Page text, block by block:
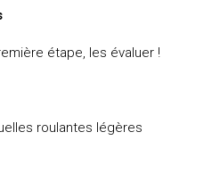
étape, les évaluer !
roulantes légères